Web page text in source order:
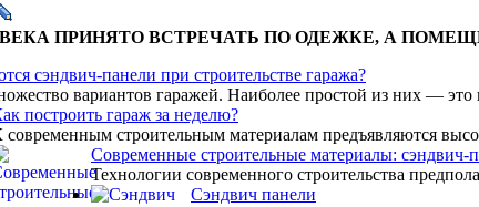
ПРИНЯТО ВСТРЕЧАТЬ ПО ОДЕЖКЕ, А
сэндвич-панели при строительстве гаража?
вариантов гаражей. Наиболее простой из них — это
построить гараж за неделю?
современным строительным материалам предъявляются
Современные строительные материалы: сэндвич-
Технологии современного строительства
Сэндвич панели